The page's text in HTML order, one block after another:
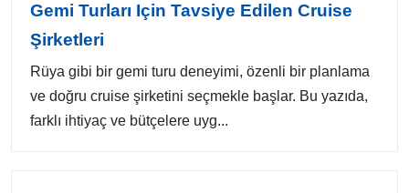
Gemi Turları Için Tavsiye Edilen Cruise
Şirketleri
Rüya gibi bir gemi turu deneyimi, özenli bir planlama
ve doğru cruise şirketini seçmekle başlar. Bu yazıda,
farklı ihtiyaç ve bütçelere uyg...